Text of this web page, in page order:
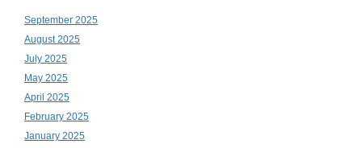
September 2025
August 2025
July 2025
May 2025
April 2025
February 2025
January 2025